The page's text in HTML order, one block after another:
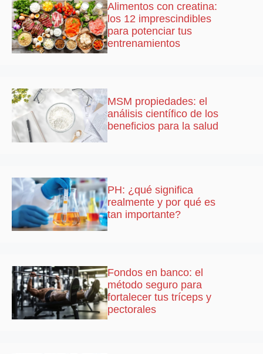
Alimentos con creatina:
los 12 imprescindibles
para potenciar tus
entrenamientos
MSM propiedades: el
análisis científico de los
beneficios para la salud
PH: ¿qué significa
realmente y por qué es
tan importante?
Fondos en banco: el
método seguro para
fortalecer tus tríceps y
pectorales